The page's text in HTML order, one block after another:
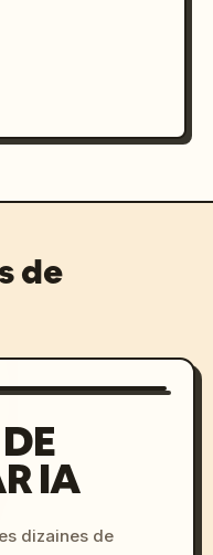
de
IA
dizaines de